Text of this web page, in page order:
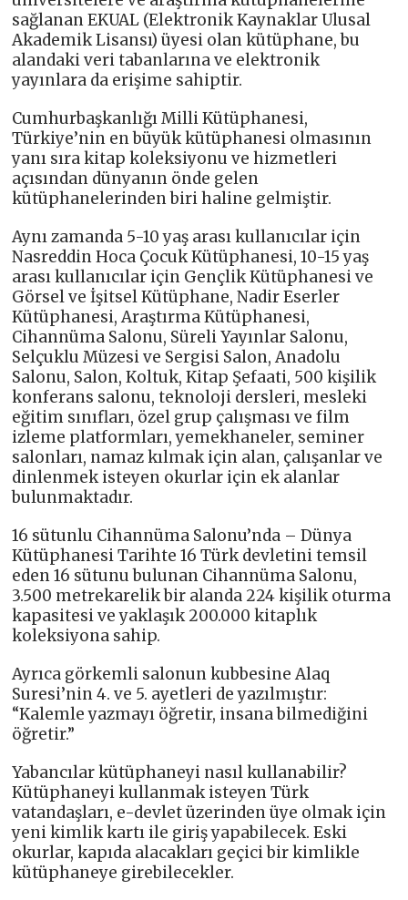
sağlanan EKUAL (Elektronik Kaynaklar Ulusal
Akademik Lisansı) üyesi olan kütüphane, bu
alandaki veri tabanlarına ve elektronik
yayınlara da erişime sahiptir.
Cumhurbaşkanlığı Milli Kütüphanesi,
Türkiye’nin en büyük kütüphanesi olmasının
yanı sıra kitap koleksiyonu ve hizmetleri
açısından dünyanın önde gelen
kütüphanelerinden biri haline gelmiştir.
Aynı zamanda 5-10 yaş arası kullanıcılar için
Nasreddin Hoca Çocuk Kütüphanesi, 10-15 yaş
arası kullanıcılar için Gençlik Kütüphanesi ve
Görsel ve İşitsel Kütüphane, Nadir Eserler
Kütüphanesi, Araştırma Kütüphanesi,
Cihannüma Salonu, Süreli Yayınlar Salonu,
Selçuklu Müzesi ve Sergisi Salon, Anadolu
Salonu, Salon, Koltuk, Kitap Şefaati, 500 kişilik
konferans salonu, teknoloji dersleri, mesleki
eğitim sınıfları, özel grup çalışması ve film
izleme platformları, yemekhaneler, seminer
salonları, namaz kılmak için alan, çalışanlar ve
dinlenmek isteyen okurlar için ek alanlar
bulunmaktadır.
16 sütunlu Cihannüma Salonu’nda – Dünya
Kütüphanesi Tarihte 16 Türk devletini temsil
eden 16 sütunu bulunan Cihannüma Salonu,
3.500 metrekarelik bir alanda 224 kişilik oturma
kapasitesi ve yaklaşık 200.000 kitaplık
koleksiyona sahip.
Ayrıca görkemli salonun kubbesine Alaq
Suresi’nin 4. ve 5. ayetleri de yazılmıştır:
“Kalemle yazmayı öğretir, insana bilmediğini
öğretir.”
Yabancılar kütüphaneyi nasıl kullanabilir?
Kütüphaneyi kullanmak isteyen Türk
vatandaşları, e-devlet üzerinden üye olmak için
yeni kimlik kartı ile giriş yapabilecek. Eski
okurlar, kapıda alacakları geçici bir kimlikle
kütüphaneye girebilecekler.